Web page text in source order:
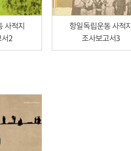
사적지
서2
항일독립운동 사적지
조사보고서3